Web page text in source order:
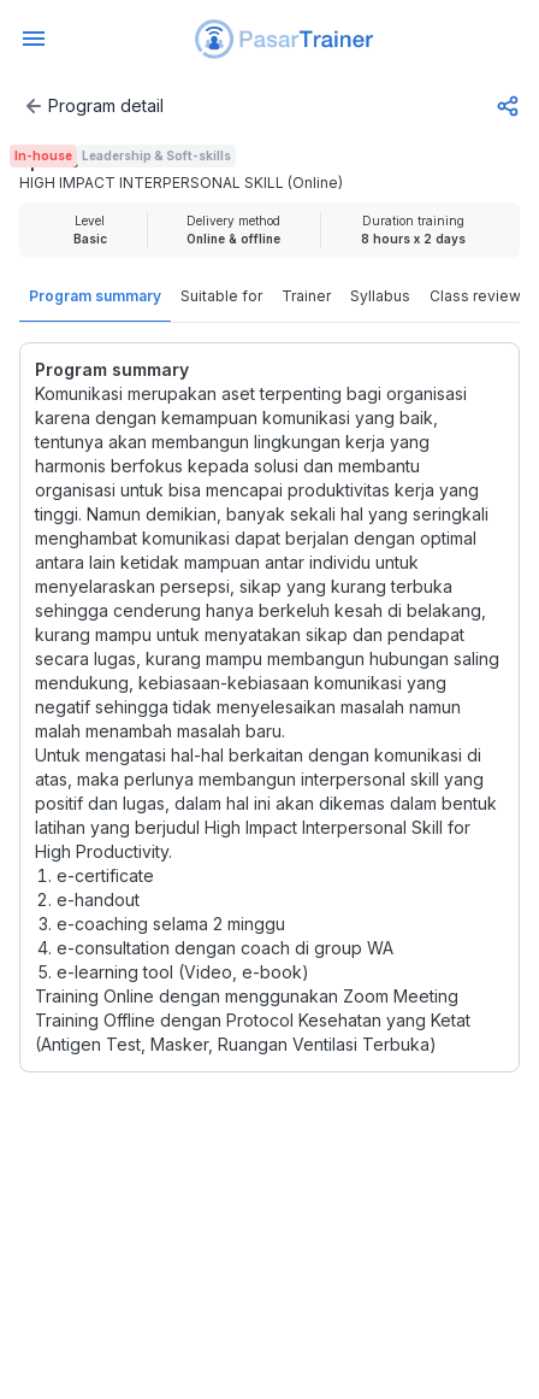
HIGH IMPACT INTERPERSONAL SKILL (Online)
Program detail
Program summary Suitable for Trainer Syllabus Class review
Program summary
Komunikasi merupakan aset terpenting bagi organisasi
karena dengan kemampuan komunikasi yang baik,
tentunya akan membangun lingkungan kerja yang
harmonis berfokus kepada solusi dan membantu
organisasi untuk bisa mencapai produktivitas kerja yang
tinggi. Namun demikian, banyak sekali hal yang seringkali
menghambat komunikasi dapat berjalan dengan optimal
antara lain ketidak mampuan antar individu untuk
menyelaraskan persepsi, sikap yang kurang terbuka
sehingga cenderung hanya berkeluh kesah di belakang,
kurang mampu untuk menyatakan sikap dan pendapat
secara lugas, kurang mampu membangun hubungan saling
mendukung, kebiasaan-kebiasaan komunikasi yang
negatif sehingga tidak menyelesaikan masalah namun
malah menambah masalah baru.
Untuk mengatasi hal-hal berkaitan dengan komunikasi di
atas, maka perlunya membangun interpersonal skill yang
positif dan lugas, dalam hal ini akan dikemas dalam bentuk
latihan yang berjudul High Impact Interpersonal Skill for
High Productivity.
e-certificate
e-handout
e-coaching selama 2 minggu
e-consultation dengan coach di group WA
e-learning tool (Video, e-book)
Training Online dengan menggunakan Zoom Meeting
Training Offline dengan Protocol Kesehatan yang Ketat
(Antigen Test, Masker, Ruangan Ventilasi Terbuka)
In-house Leadership & Soft-skills
HIGH IMPACT INTERPERSONAL SKILL (Online)
Rp 1.500.000
Level
Basic
Delivery method
Online & offline
Duration training
8 hours x 2 days